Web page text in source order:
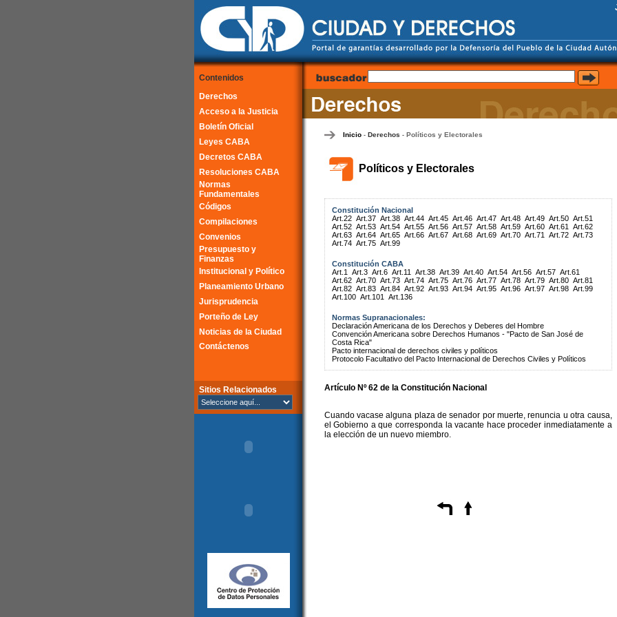
Contenidos
Derechos
Acceso a la Justicia
Boletín Oficial
Leyes CABA
Decretos CABA
Resoluciones CABA
Normas
Fundamentales
Códigos
Compilaciones
Convenios
Presupuesto y
Finanzas
Institucional y Político
Planeamiento Urbano
Jurisprudencia
Porteño de Ley
Noticias de la Ciudad
Contáctenos
Sitios Relacionados
Inicio- Derechos - Políticos y Electorales
Políticos y Electorales
Constitución Nacional
Art.22 Art.37 Art.38 Art.44 Art.45 Art.46 Art.47 Art.48 Art.49 Art.50 Art.51
Art.52 Art.53 Art.54 Art.55 Art.56 Art.57 Art.58 Art.59 Art.60 Art.61
Art.62
Art.63 Art.64 Art.65 Art.66 Art.67 Art.68 Art.69 Art.70 Art.71 Art.72 Art.73
Art.74 Art.75 Art.99
Constitución CABA
Art.1
Art.3 Art.6 Art.11 Art.38 Art.39 Art.40 Art.54 Art.56 Art.57 Art.61
Art.62 Art.70 Art.73 Art.74 Art.75 Art.76 Art.77 Art.78 Art.79 Art.80 Art.81
Art.82 Art.83 Art.84 Art.92 Art.93 Art.94 Art.95 Art.96 Art.97 Art.98 Art.99
Art.100 Art.101 Art.136
Normas Supranacionales:
Declaración Americana de los Derechos y Deberes del Hombre
Convención Americana sobre Derechos Humanos - "Pacto de San José de
Costa Rica"
Pacto internacional de derechos civiles y políticos
Protocolo Facultativo del Pacto Internacional de Derechos Civiles y Políticos
Artículo Nº 62 de la Constitución Nacional
Cuando vacase alguna plaza de senador por muerte, renuncia u otra causa,
el Gobierno a que corresponda la vacante hace proceder inmediatamente a
la elección de un nuevo miembro.